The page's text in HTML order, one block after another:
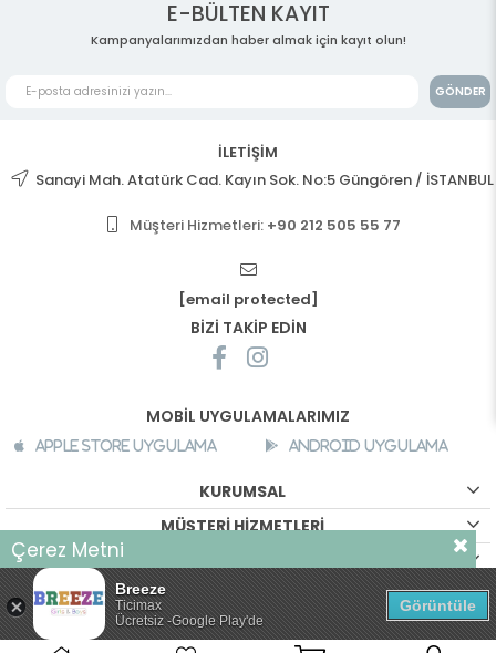
E-BÜLTEN KAYIT
Kampanyalarımızdan haber almak için kayıt olun!
GÖNDER
İLETİŞİM
Sanayi Mah. Atatürk Cad. Kayın Sok. No:5 Güngören / İSTANBUL
Müşteri Hizmetleri: +90 212 505 55 77
[email protected]
BİZİ TAKİP EDİN
MOBİL UYGULAMALARIMIZ
Apple Store Uygulama Android Uygulama
KURUMSAL
MÜŞTERİ HİZMETLERİ
©breeze.com.tr - Tüm hakları saklıdır.
Çerez Metni
Sizlere daha iyi bir alışveriş deneyimi sunabilmek için sitemizde
çerezler kullanılmaktadır. Detaylı bilgi içintıklayın
Breeze
Ticimax
Ücretsiz -Google Play'de
Görüntüle